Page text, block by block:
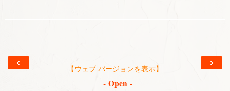
‹ ›
【ウェブ バージョンを表示】
- Open -